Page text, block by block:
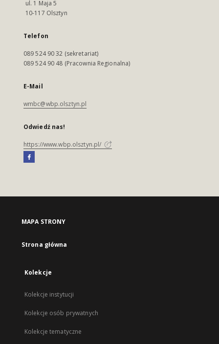
ul. 1 Maja 5
10-117 Olsztyn
Telefon
089 524 90 32 (sekretariat)
089 524 90 48 (Pracownia Regionalna)
E-Mail
wmbc@wbp.olsztyn.pl
Odwiedź nas!
https://www.wbp.olsztyn.pl/
MAPA STRONY
Strona główna
Kolekcje
Kolekcje instytucji
Kolekcje osób prywatnych
Kolekcje tematyczne